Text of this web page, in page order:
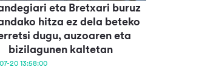
eta Bretxari buruz
hitza ez dela beteko
dugu, auzoaren eta
bizilagunen kaltetan
20 13:58:00